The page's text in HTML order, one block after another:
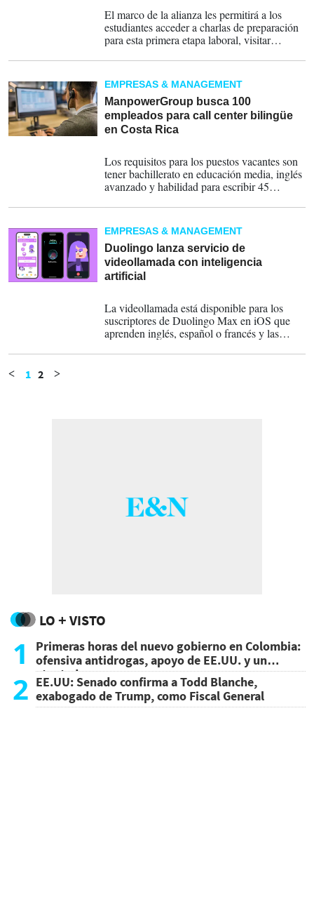
El marco de la alianza les permitirá a los
estudiantes acceder a charlas de preparación
para esta primera etapa laboral, visitar
EMPRESAS & MANAGEMENT
ManpowerGroup busca 100
empleados para call center bilingüe
en Costa Rica
Los requisitos para los puestos vacantes son
tener bachillerato en educación media, inglés
avanzado y habilidad para escribir 45
EMPRESAS & MANAGEMENT
Duolingo lanza servicio de
videollamada con inteligencia
artificial
La videollamada está disponible para los
suscriptores de Duolingo Max en iOS que
aprenden inglés, español o francés y las
minutos.
< 1 2 >
LO + VISTO
1
Primeras horas del nuevo gobierno en Colombia:
ofensiva antidrogas, apoyo de EE.UU. y un
atentado
2 EE.UU: Senado confirma a Todd Blanche,
exabogado de Trump, como Fiscal General